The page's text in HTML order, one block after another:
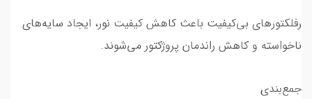
رفلکتورهای بی‌کیفیت باعث کاهش کیفیت نور، ایجاد سایه‌های
ناخواسته و کاهش راندمان پروژکتور می‌شوند.
جمع‌بندی